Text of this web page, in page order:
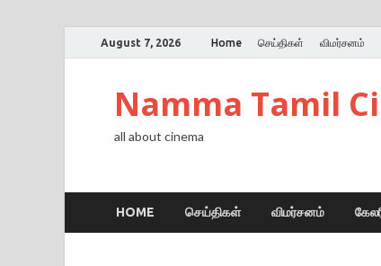
August 7, 2026 Home செய்திகள் விமர்சனம்
Namma Tamil
all about cinema
HOME செய்திகள் விமர்சனம்